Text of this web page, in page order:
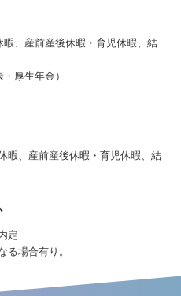
、産前産後休暇・育児休暇、結
厚生年金）
暇、産前産後休暇・育児休暇、結
定
場合有り。